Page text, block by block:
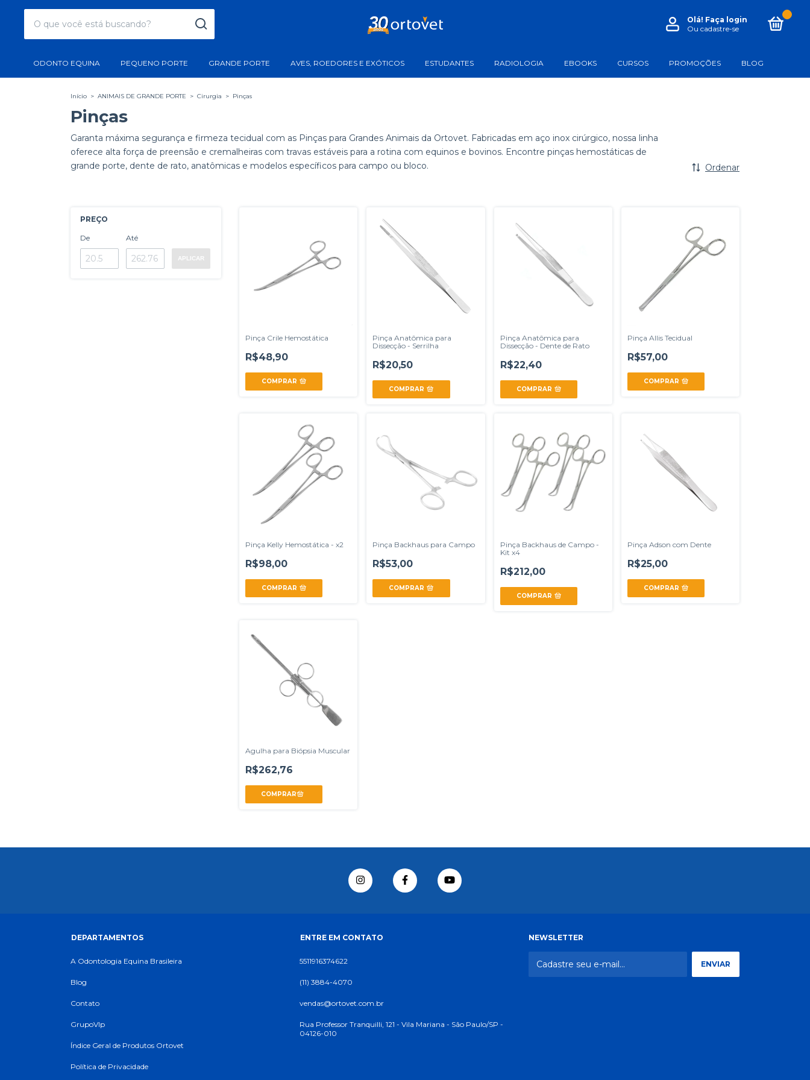
Olá! Faça login
Ou cadastre-se
ODONTO EQUINA PEQUENO PORTE GRANDE PORTE AVES, ROEDORES E EXÓTICOS ESTUDANTES RADIOLOGIA EBOOKS CURSOS PROMOÇÕES BLOG
Início > ANIMAIS DE GRANDE PORTE > Cirurgia > Pinças
Pinças
Garanta máxima segurança e firmeza tecidual com as Pinças para Grandes Animais da Ortovet. Fabricadas em aço inox cirúrgico, nossa linha
oferece alta força de preensão e cremalheiras com travas estáveis para a rotina com equinos e bovinos. Encontre pinças hemostáticas de
grande porte, dente de rato, anatômicas e modelos específicos para campo ou bloco.
Ordenar
PREÇO
De Até
APLICAR
Pinça Crile Hemostática
R$48,90
COMPRAR
Pinça Anatômica para
Dissecção - Serrilha
R$20,50
COMPRAR
Pinça Anatômica para
Dissecção - Dente de Rato
R$22,40
COMPRAR
Pinça Allis Tecidual
R$57,00
COMPRAR
Pinça Kelly Hemostática - x2
R$98,00
COMPRAR
Pinça Backhaus para Campo
R$53,00
COMPRAR
Pinça Backhaus de Campo -
Kit x4
R$212,00
COMPRAR
Pinça Adson com Dente
R$25,00
COMPRAR
Agulha para Biópsia Muscular
R$262,76
DEPARTAMENTOS
A Odontologia Equina Brasileira
Blog
Contato
GrupoVIp
Índice Geral de Produtos Ortovet
Política de Privacidade
ENTRE EM CONTATO
5511916374622
(11) 3884-4070
vendas@ortovet.com.br
Rua Professor Tranquilli, 121 - Vila Mariana - São Paulo/SP -
04126-010
NEWSLETTER